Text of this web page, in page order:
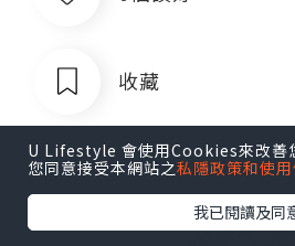
收藏
U Lifestyle 會使用Cookies來改善
您同意接受本網站之私隱政策和使
我已閱讀及同